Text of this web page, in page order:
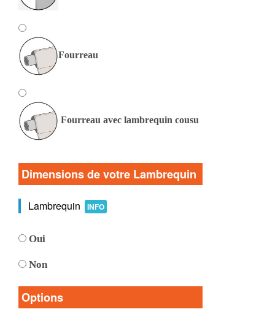
Fourreau
Fourreau avec lambrequin cousu
Dimensions de votre Lambrequin
Lambrequin INFO
Oui
Non
Options